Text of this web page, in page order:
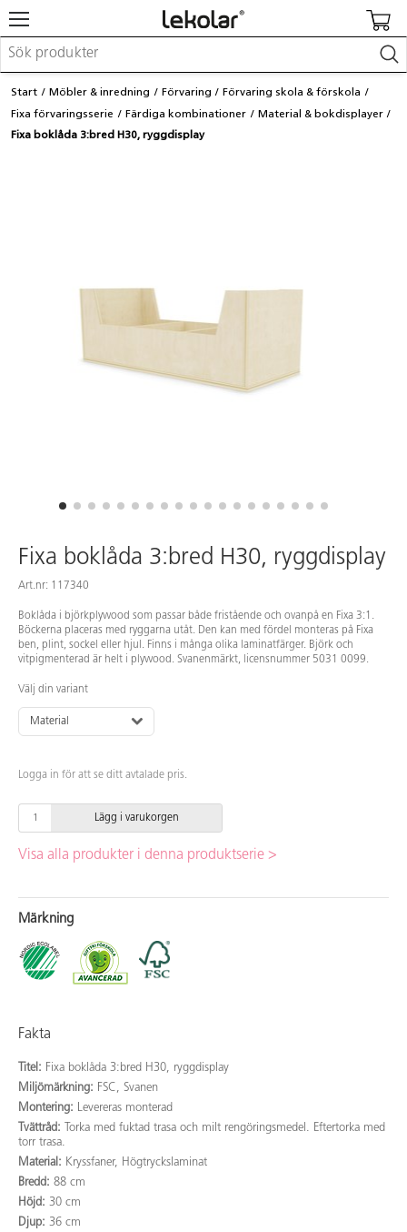
Möbler & inredning
Lekplatsutrustning & utemiljö
Skapa
Leka
Hitta din säljare
Kontakta Lekolar
Start Möbler & inredning Förvaring
Förvaring skola & förskola
Fixa förvaringsserie
Färdiga kombinationer
Material & bokdisplayer
Fixa boklåda 3:bred H30, ryggdisplay
Fixa boklåda 3:bred H30, ryggdisplay
Art.nr: 117340
Boklåda i björkplywood som passar både fristående och ovanpå en Fixa 3:1.
Böckerna placeras med ryggarna utåt. Den kan med fördel monteras på Fixa
ben, plint, sockel eller hjul. Finns i många olika laminatfärger. Björk och
vitpigmenterad är helt i plywood. Svanenmärkt, licensnummer 5031 0099.
Välj din variant
Material
Logga in för att se ditt avtalade pris.
Lägg i varukorgen
Visa alla produkter i denna produktserie >
Märkning
Fakta
Titel: Fixa boklåda 3:bred H30, ryggdisplay
Miljömärkning: FSC, Svanen
Montering: Levereras monterad
Tvättråd:
Torka med fuktad trasa och milt rengöringsmedel. Eftertorka med
torr trasa.
Material: Kryssfaner, Högtryckslaminat
Bredd: 88 cm
Höjd: 30 cm
Djup: 36 cm